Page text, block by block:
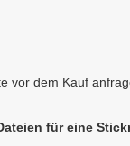
vor dem Kauf
für eine